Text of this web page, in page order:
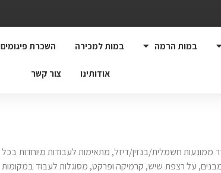
במות הרמה במות למכירה השכרת פיגומים
אודותינו צור קשר
ממונעות חשמלית/בנזין/דיזל, מתאימות לעבודות מיוחדות בכל
על רצפת שיש, קרמיקה ופרקט, מסוגלות לעבוד במקומות